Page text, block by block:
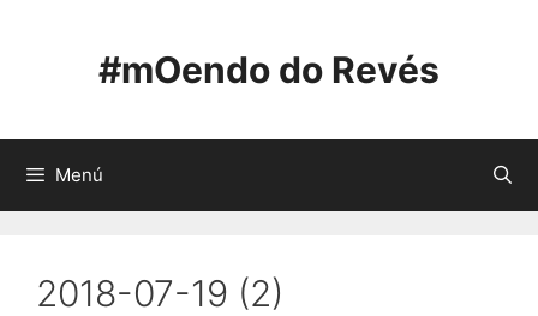
#mOendo do Revés
Menú
2018-07-19 (2)